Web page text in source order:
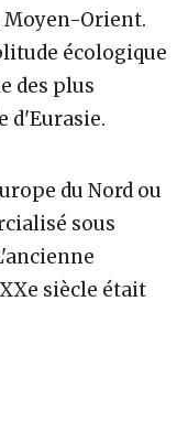
Moyen-Orient.
écologique
des plus
d'Eurasie.
du Nord ou
sous
siècle était